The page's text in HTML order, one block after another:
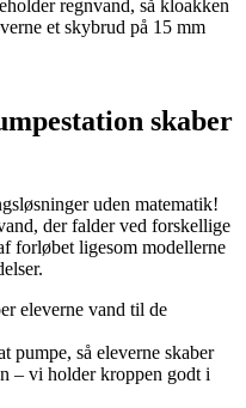
regnvand, så kloakken
et skybrud på 15 mm
skaber
uden matematik!
der falder ved forskellige
forløbet ligesom modellerne
eleverne vand til de
pumpe, så eleverne skaber
– vi holder kroppen godt i